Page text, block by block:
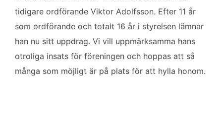
tidigare ordförande Viktor Adolfsson. Efter 11 år
som ordförande och totalt 16 år i styrelsen lämnar
han nu sitt uppdrag. Vi vill uppmärksamma hans
otroliga insats för föreningen och hoppas att så
många som möjligt är på plats för att hylla honom.